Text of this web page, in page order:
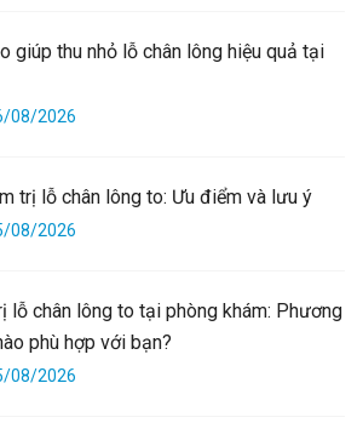
giúp thu nhỏ lỗ chân lông hiệu quả tại
08/2026
trị lỗ chân lông to: Ưu điểm và lưu ý
08/2026
lỗ chân lông to tại phòng khám: Phương
phù hợp với bạn?
08/2026